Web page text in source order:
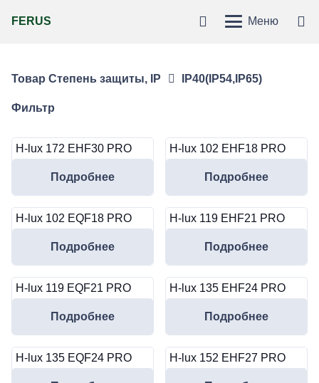
FERUS Меню
Товар Степень защиты, IP IP40(IP54,IP65)
Фильтр
H-lux 172 EHF30 PRO
Подробнее
H-lux 102 EHF18 PRO
Подробнее
H-lux 102 EQF18 PRO
Подробнее
H-lux 119 EHF21 PRO
Подробнее
H-lux 119 EQF21 PRO
Подробнее
H-lux 135 EHF24 PRO
Подробнее
H-lux 135 EQF24 PRO H-lux 152 EHF27 PRO